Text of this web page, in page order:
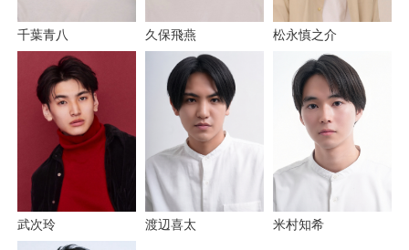
千葉青八 久保飛燕 松永慎之介
武次玲 渡辺喜太 米村知希